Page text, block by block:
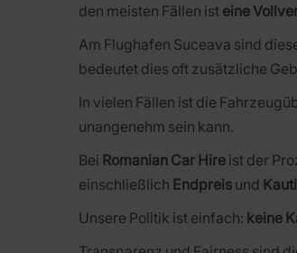
den meisten Fällen ist eine
Am Flughafen Suceava sind
bedeutet dies oft zusätzliche
In vielen Fällen ist die
unangenehm sein kann.
Bei Romanian Car Hire ist der
einschließlich Endpreis und
Unsere Politik ist einfach: keine